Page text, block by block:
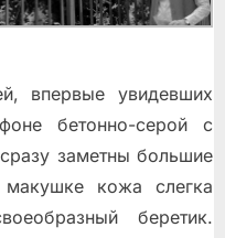
впервые увидевших
бетонно-серой с
заметны большие
кожа слегка
беретик.